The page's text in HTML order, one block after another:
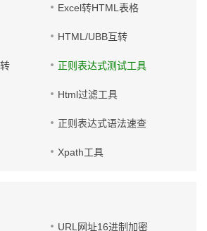
Excel转HTML表格
HTML/UBB互转
正则表达式测试工具
Html过滤工具
正则表达式语法速查
Xpath工具
URL网址16进制加密